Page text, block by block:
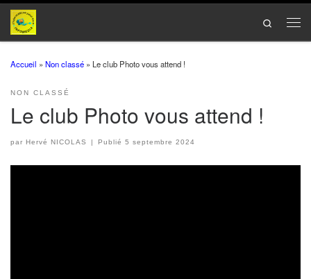
Passer au contenu
Search
Accueil » Non classé » Le club Photo vous attend !
NON CLASSÉ
Le club Photo vous attend !
par Hervé NICOLAS Publié5 septembre 2024